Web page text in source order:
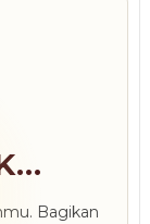
Bagikan